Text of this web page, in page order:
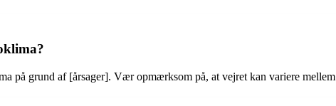
på grund af [årsager]. Vær opmærksom på, at vejret kan variere